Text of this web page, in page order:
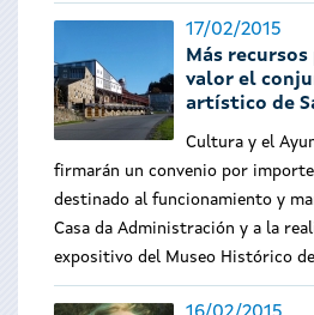
17/02/2015
Más
valor el
artístico de
Cultura y el
firmarán un convenio por
destinado al funcionamiento y
Casa da Administración y a la
expositivo del Museo Histórico